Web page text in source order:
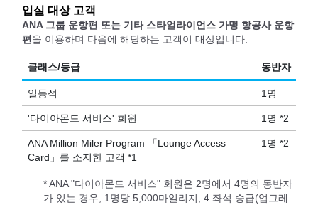
입실 대상 고객
ANA 그룹 운항편 또는 기타 스타얼라이언스 가맹 항공사 운항
편을 이용하며 다음에 해당하는 고객이 대상입니다.
클래스/등급 동반자
일등석 1명
'다이아몬드 서비스' 회원 1명 *2
ANA Million Miler Program 「Lounge Access
Card」를 소지한 고객 *1
1명 *2
* ANA "다이아몬드 서비스" 회원은 2명에서 4명의 동반자
가 있는 경우, 1명당 5,000마일리지, 4 좌석 승급(업그레